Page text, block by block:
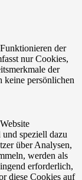
der
nur Cookies,
der
keine persönlichen
speziell dazu
über Analysen,
werden als
erforderlich,
diese Cookies auf